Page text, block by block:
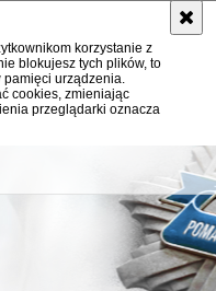
korzystanie z
blokujesz tych plików, to
pamięci urządzenia.
cookies, zmieniając
przeglądarki oznacza